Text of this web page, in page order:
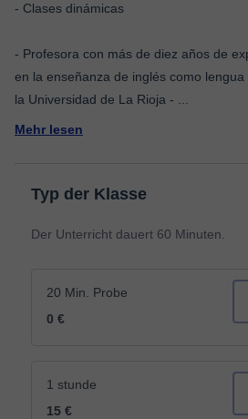
- Clases dinámicas
- Profesora con más de diez años de
en la enseñanza de inglés como
la Universidad de La Rioja -
Mehr lesen
Typ der Klasse
Der Unterricht dauert 60 Minuten.
20 Min. Probe
0 €
1 stunde
15 €